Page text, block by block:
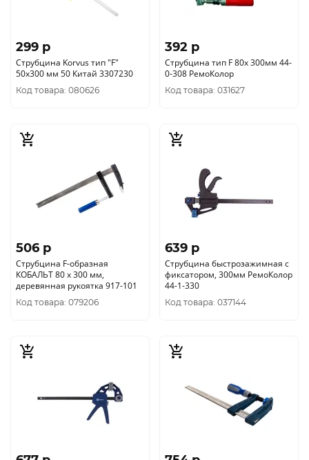
299 p
Струбцина Korvus тип "F"
50х300 мм 50 Китай 3307230
Код товара: 080626
392 p
Струбцина тип F 80х 300мм 44-
0-308 РемоКолор
Код товара: 031627
506 p
Струбцина F-образная
КОБАЛЬТ 80 x 300 мм,
деревянная рукоятка 917-101
Код товара: 079206
639 p
Струбцина быстрозажимная с
фиксатором, 300мм РемоКолор
44-1-330
Код товара: 037144